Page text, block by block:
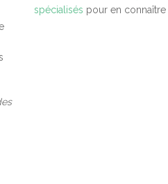
spécialisés pour en